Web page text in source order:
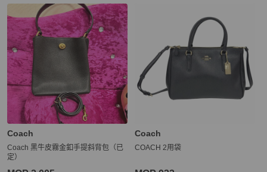
Coach
Coach 黑牛皮霧金釦手提斜背包（已
定）
Coach
COACH 2用袋